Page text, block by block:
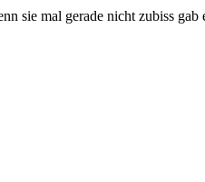
sie mal gerade nicht zubiss gab